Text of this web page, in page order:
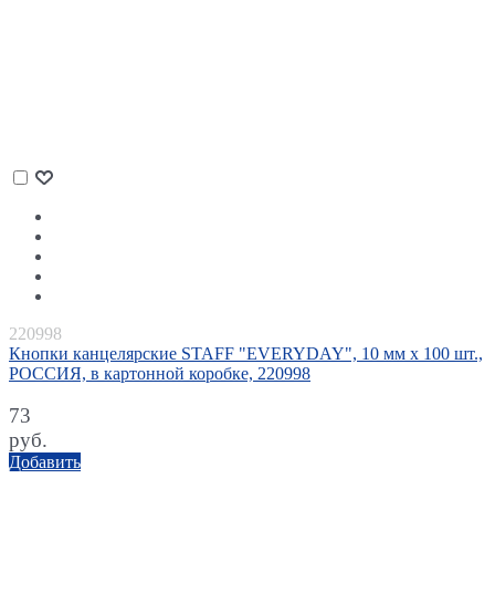
220998
Кнопки канцелярские STAFF "EVERYDAY", 10 мм х 100 шт.,
РОССИЯ, в картонной коробке, 220998
73
руб.
Добавить